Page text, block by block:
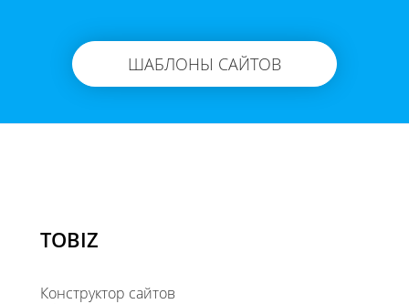
ШАБЛОНЫ САЙТОВ
TOBIZ
Конструктор сайтов